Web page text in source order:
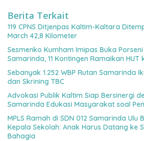
Berita Terkait
119 CPNS Ditjenpas Kaltim-Kaltara
March 42,8 Kilometer
Sesmenko Kumham Imipas Buka
Samarinda, 11 Kontingen Ramaikan HUT
Sebanyak 1.252 WBP Rutan Samarinda
dan Skrining TBC
Advokasi Publik Kaltim Siap Bersinergi
Samarinda Edukasi Masyarakat soal
MPLS Ramah di SDN 012 Samarinda Ulu
Kepala Sekolah: Anak Harus Datang ke
Bahagia